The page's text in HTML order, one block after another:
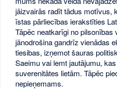
jāizvairās radīt tādus motīvus,
īstas pārliecības ierakstīties
Tāpēc neatkarīgi no
jānodrošina gandrīz vienādas
tiesibas, izņemot šauras
Saeimu vai lemt jautājumu,
suverenitātes lietām. Tāpēc
nepieņemams.